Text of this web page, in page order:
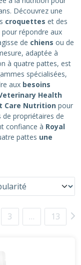
Découvrez une
croquettes et des
répondre aux
de chiens ou de
adaptée à
à quatre pattes, est
spécialisées,
aux besoins
Health
Care Nutrition pour
de propriétaires de
confiance à Royal
pattes une
3 … 13